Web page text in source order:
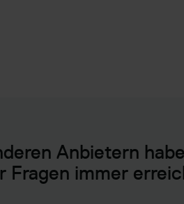
Anbietern
Fragen immer